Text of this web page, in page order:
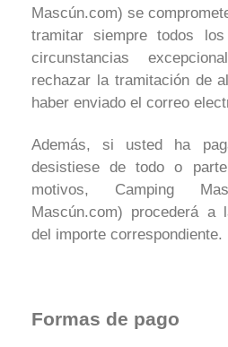
Mascún.com) se
tramitar siempre todos
circunstancias
rechazar la tramitación de
haber enviado el correo
Además, si usted ha
desistiese de todo o
motivos, Camping
Mascún.com) procederá a
del importe correspondiente.
Formas de pago